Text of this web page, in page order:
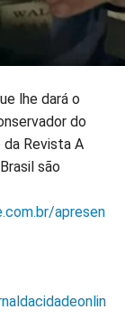
lhe dará o
do
Revista A
são
apresen